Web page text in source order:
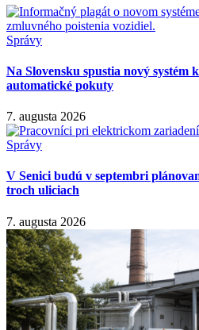
Správy
Na Slovensku spustia nový
automatické pokuty
7. augusta 2026
Správy
V Senici budú v septembri
troch uliciach
7. augusta 2026